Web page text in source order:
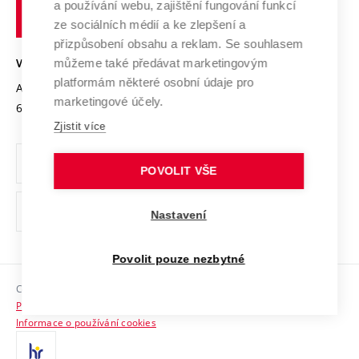
Transfer znalostí
Open Science
Projekty
Projekty ze strukturálních fondů
Specifický výzkum
Mezinárodní dohody
Univerzitní sítě
Podnikavá univerzita / ContriBUTe
Bezpečná univerzita
Vyznamenání
Organizační struktura
Ochrana osobních údajů
odkaz)
Sociální bezpečí
HR Award
technické
VYSOKÉ UČENÍ TECHNICKÉ V BRNĚ
Antonínská 548/1
602 00 Brno
www.vut.cz
vut@vutbr.cz
Copyright © 2026 VUT
Prohlášení o přístupnosti
Informace o používání cookies
a používání webu, zajištění fungování funkcí
ze sociálních médií a ke zlepšení a
přizpůsobení obsahu a reklam. Se souhlasem
můžeme také předávat marketingovým
platformám některé osobní údaje pro
marketingové účely.
Zjistit více
POVOLIT VŠE
Nastavení
Povolit pouze nezbytné